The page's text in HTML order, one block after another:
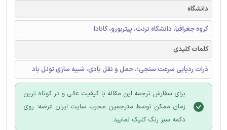
دانشگاه
گروه جغرافیا، دانشگاه ترنت، پیتربورو، کانادا
کلمات کلیدی
ذرات ردیابی سرعت سنجی؛، حمل و نقل بادی، شبیه سازی تونل باد
برای سفارش ترجمه این مقاله با کیفیت عالی و در کوتاه ترین
زمان ممکن توسط مترجمین مجرب سایت ایران عرضه؛ روی
دکمه سبز رنگ کلیک نمایید.